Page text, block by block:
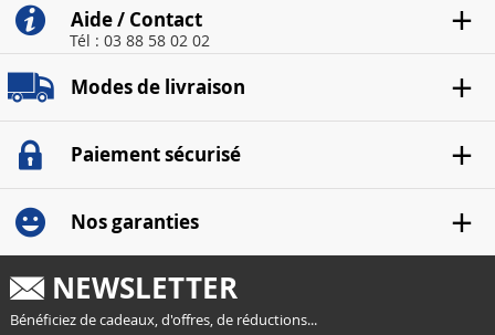
Aide / Contact
Tél : 03 88 58 02 02
Modes de livraison
Paiement sécurisé
Nos garanties
NEWSLETTER
Bénéficiez de cadeaux, d'offres, de réductions...